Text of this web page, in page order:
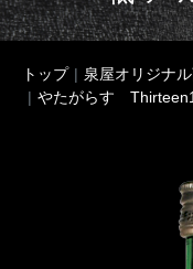
トップ 泉屋オリジナ
やたがらす